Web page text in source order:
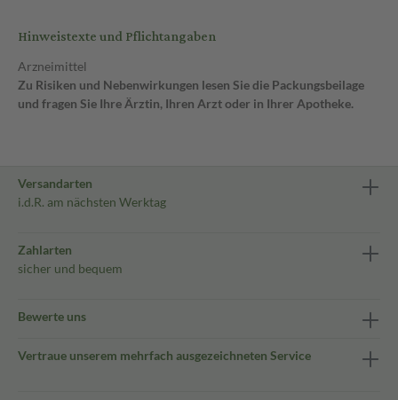
Hinweistexte und Pflichtangaben
Arzneimittel
Zu Risiken und Nebenwirkungen lesen Sie die Packungsbeilage
und fragen Sie Ihre Ärztin, Ihren Arzt oder in Ihrer Apotheke.
Versandarten
i.d.R. am nächsten Werktag
Zahlarten
sicher und bequem
Bewerte uns
Vertraue unserem mehrfach ausgezeichneten Service